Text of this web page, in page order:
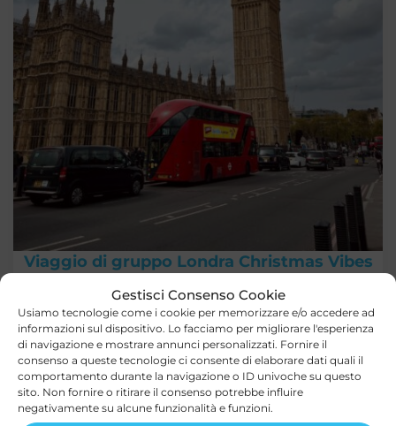
Gestisci Consenso Cookie
Usiamo tecnologie come i cookie per memorizzare e/o accedere ad
informazioni sul dispositivo. Lo facciamo per migliorare l'esperienza
di navigazione e mostrare annunci personalizzati. Fornire il
consenso a queste tecnologie ci consente di elaborare dati quali il
comportamento durante la navigazione o ID univoche su questo
sito. Non fornire o ritirare il consenso potrebbe influire
negativamente su alcune funzionalità e funzioni.
Viaggio di gruppo Londra Christmas Vibes
★ ★ ★
Mostra dettagli